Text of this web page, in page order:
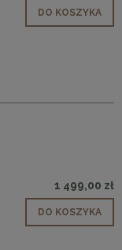
DO KOSZYKA
1 499,00 zł
DO KOSZYKA